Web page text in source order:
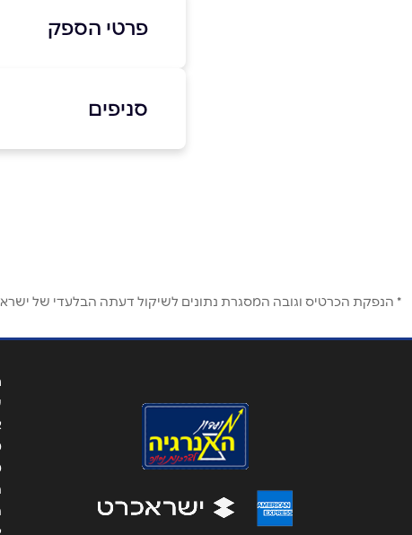
פרטי הספק
אנא חזרו אלי בקשר ל...
סניפים
עין איברהים
* הנפקת הכרטיס וגובה המסגרת נתונים לשיקול דעתה הבלעדי של